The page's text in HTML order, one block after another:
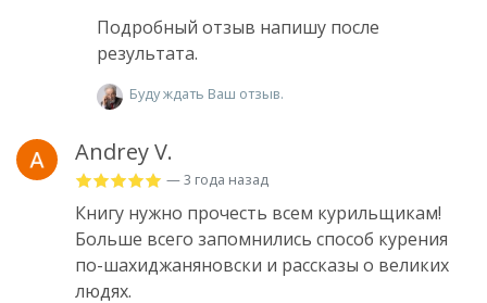
Подробный отзыв напишу после
результата.
Буду ждать Ваш отзыв.
Andrey V.
— 3 года назад
Книгу нужно прочесть всем курильщикам!
Больше всего запомнились способ курения
по-шахиджаняновски и рассказы о великих
людях.